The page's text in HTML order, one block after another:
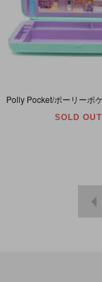
SOLD OUT